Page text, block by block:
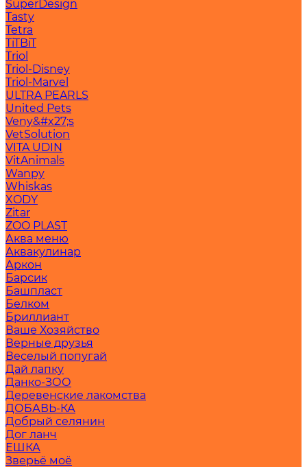
SuperDesign
Tasty
Tetra
TiTBiT
Triol
Triol-Disney
Triol-Marvel
ULTRA PEARLS
United Pets
Veny&#x27;s
VetSolution
VITA UDIN
VitAnimals
Wanpy
Whiskas
XODY
Zitar
ZOO PLAST
Аква меню
Аквакулинар
Аркон
Барсик
Башпласт
Белком
Бриллиант
Ваше Хозяйство
Верные друзья
Веселый попугай
Дай лапку
Данко-ЗОО
Деревенские лакомства
ДОБАВЬ-КА
Добрый селянин
Дог ланч
ЕШКА
Зверьё моё